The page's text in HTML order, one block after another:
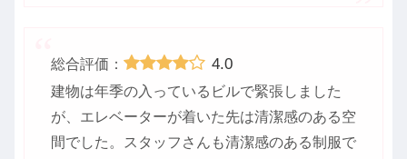
総合評価： 4.0
建物は年季の入っているビルで緊張しました
が、エレベーターが着いた先は清潔感のある空
間でした。スタッフさんも清潔感のある制服で